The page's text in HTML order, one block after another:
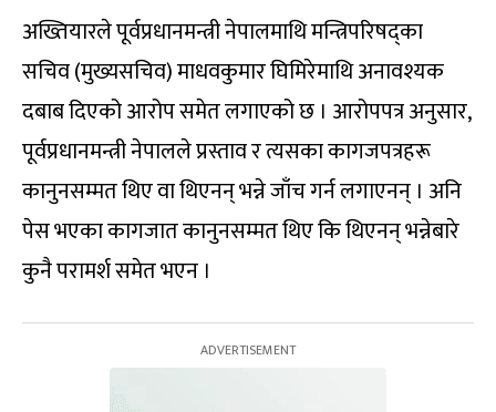
अख्तियारले पूर्वप्रधानमन्त्री नेपालमाथि मन्त्रिपरिषद्‌का
सचिव (मुख्यसचिव) माधवकुमार घिमिरेमाथि अनावश्यक
दबाब दिएको आरोप समेत लगाएको छ । आरोपपत्र अनुसार,
पूर्वप्रधानमन्त्री नेपालले प्रस्ताव र त्यसका कागजपत्रहरू
कानुनसम्मत थिए वा थिएनन् भन्ने जाँच गर्न लगाएनन् । अनि
पेस भएका कागजात कानुनसम्मत थिए कि थिएनन् भन्नेबारे
कुनै परामर्श समेत भएन ।